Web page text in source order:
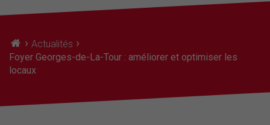
› Actualités ›
Foyer Georges-de-La-Tour : améliorer et optimiser les
locaux